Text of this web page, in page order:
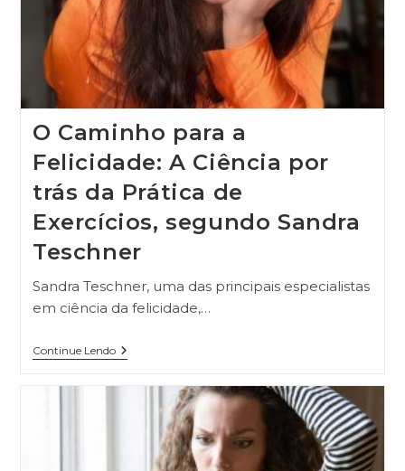
O Caminho para a
Felicidade: A Ciência por
trás da Prática de
Exercícios, segundo Sandra
Teschner
Sandra Teschner, uma das principais especialistas
em ciência da felicidade,…
Continue Lendo